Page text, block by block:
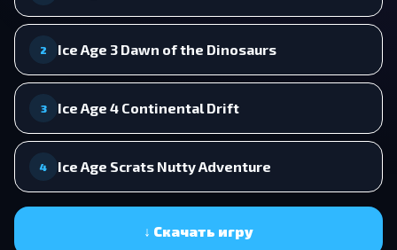
2 Ice Age 3 Dawn of the Dinosaurs
3 Ice Age 4 Continental Drift
4 Ice Age Scrats Nutty Adventure
↓ Скачать игру